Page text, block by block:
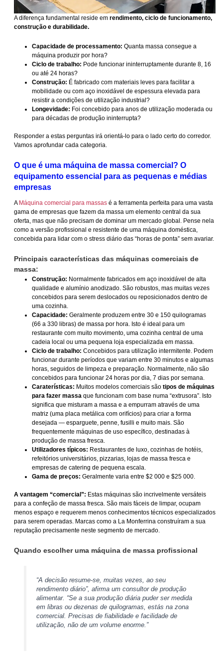
A diferença fundamental reside em rendimento, ciclo de funcionamento,
construção e durabilidade.
Capacidade de processamento: Quanta massa consegue a
máquina produzir por hora?
Ciclo de trabalho: Pode funcionar ininterruptamente durante 8, 16
ou até 24 horas?
Construção: É fabricado com materiais leves para facilitar a
mobilidade ou com aço inoxidável de espessura elevada para
resistir a condições de utilização industrial?
Longevidade: Foi concebido para anos de utilização moderada ou
para décadas de produção ininterrupta?
Responder a estas perguntas irá orientá-lo para o lado certo do corredor.
Vamos aprofundar cada categoria.
O que é uma máquina de massa comercial? O
equipamento essencial para as pequenas e médias
empresas
A Máquina comercial para massasé a ferramenta perfeita para uma vasta
gama de empresas que fazem da massa um elemento central da sua
oferta, mas que não precisam de dominar um mercado global. Pense nela
como a versão profissional e resistente de uma máquina doméstica,
concebida para lidar com o stress diário das “horas de ponta” sem avariar.
Principais características das máquinas comerciais de
massa:
Construção: Normalmente fabricados em aço inoxidável de alta
qualidade e alumínio anodizado. São robustos, mas muitas vezes
concebidos para serem deslocados ou reposicionados dentro de
uma cozinha.
Capacidade: Geralmente produzem entre 30 e 150 quilogramas
(66 a 330 libras) de massa por hora. Isto é ideal para um
restaurante com muito movimento, uma cozinha central de uma
cadeia local ou uma pequena loja especializada em massa.
Ciclo de trabalho: Concebidos para utilização intermitente. Podem
funcionar durante períodos que variam entre 30 minutos e algumas
horas, seguidos de limpeza e preparação. Normalmente, não são
concebidos para funcionar 24 horas por dia, 7 dias por semana.
Caraterísticas: Muitos modelos comerciais são tipos de máquinas
para fazer massaque funcionam com base numa “extrusora”. Isto
significa que misturam a massa e a empurram através de uma
matriz (uma placa metálica com orifícios) para criar a forma
desejada — esparguete, penne, fusilli e muito mais. São
frequentemente máquinas de uso específico, destinadas à
produção de massa fresca.
Utilizadores típicos: Restaurantes de luxo, cozinhas de hotéis,
refeitórios universitários, pizzarias, lojas de massa fresca e
empresas de catering de pequena escala.
Gama de preços: Geralmente varia entre $2 000 e $25 000.
A vantagem “comercial”: Estas máquinas são incrivelmente versáteis
para a confeção de massa fresca. São mais fáceis de limpar, ocupam
menos espaço e requerem menos conhecimentos técnicos especializados
para serem operadas. Marcas como a La Monferrina construíram a sua
reputação precisamente neste segmento de mercado.
Quando escolher uma máquina de massa profissional
“A decisão resume-se, muitas vezes, ao seu
rendimento diário”, afirma um consultor de produção
alimentar. “Se a sua produção diária puder ser medida
em libras ou dezenas de quilogramas , estás na zona
comercial. Precisas de fiabilidade e facilidade de
utilização, não de um volume enorme.”